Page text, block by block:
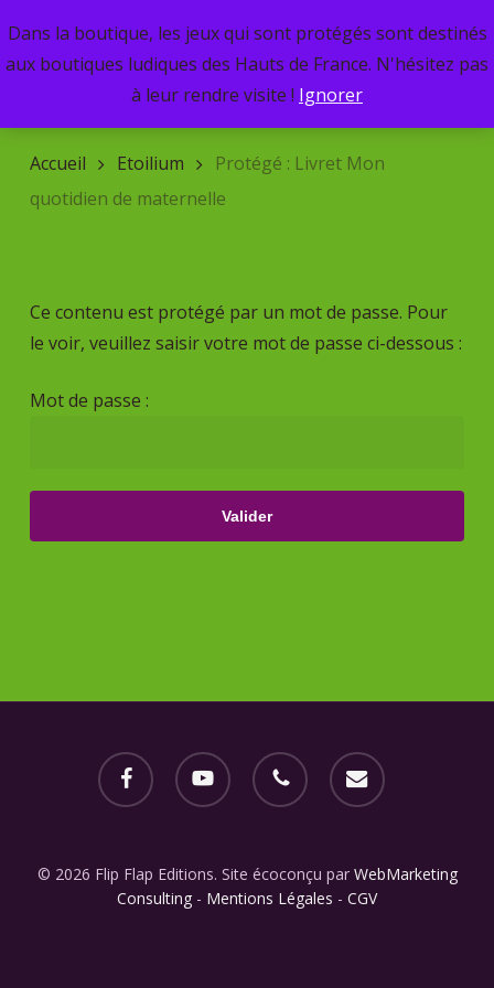
Dans la boutique, les jeux qui sont protégés sont destinés
aux boutiques ludiques des Hauts de France. N'hésitez pas
à leur rendre visite ! Ignorer
to
main
produits
Menu
Accueil Etoilium
Protégé : Livret Mon
quotidien de maternelle
Ce contenu est protégé par un mot de passe. Pour
le voir, veuillez saisir votre mot de passe ci-dessous :
Mot de passe :
facebook youtube phone email
© 2026 Flip Flap Editions. Site écoconçu par WebMarketing
Consulting - Mentions Légales - CGV